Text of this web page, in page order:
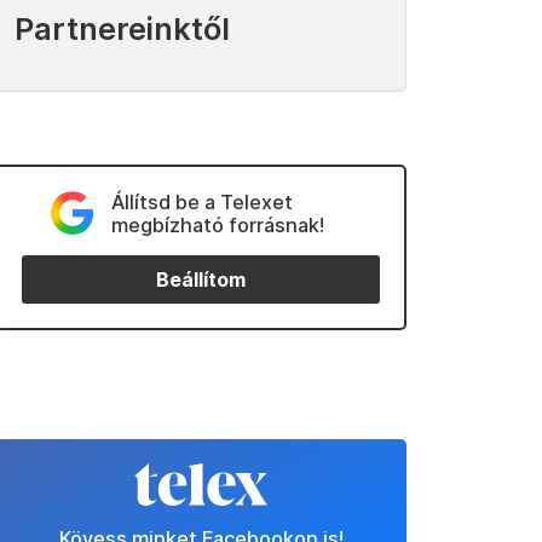
Partnereinktől
Állítsd be a Telexet
megbízható forrásnak!
Beállítom